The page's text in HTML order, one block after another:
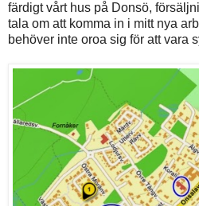
färdigt vårt hus på Donsö,
tala om att komma in i mitt nya
behöver inte oroa sig för att vara